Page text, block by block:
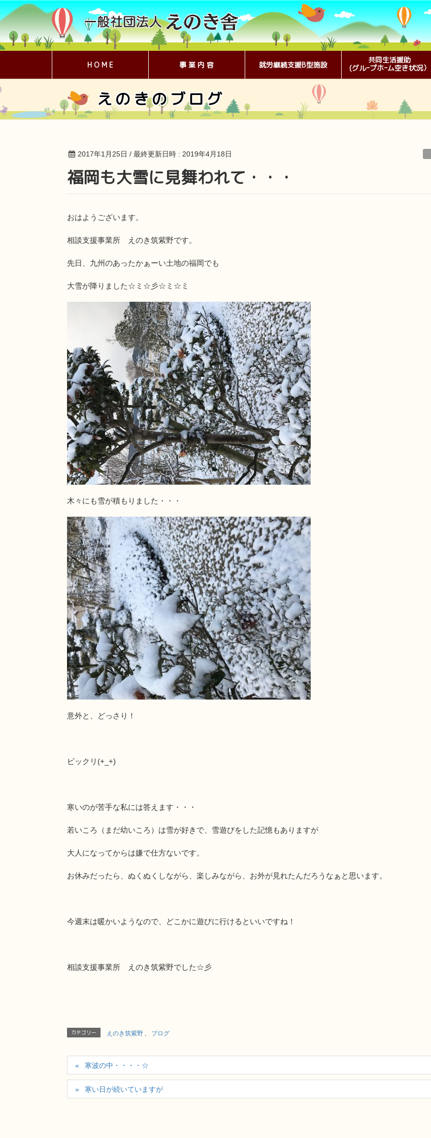
H O M E 事 業 内 容 就労継続支援B型施設
共同生活援助
(グルｰプホｰム空き状況）
えのきのブログ
2017年1月25日 / 最終更新日時 : 2019年4月18日
福岡も大雪に見舞われて・・・
おはようございます。
相談支援事業所 えのき筑紫野です。
先日、九州のあったかぁーい土地の福岡でも
大雪が降りました☆ミ☆彡☆ミ☆ミ
木々にも雪が積もりました・・・
意外と、どっさり！
ビックリ(+_+)
寒いのが苦手な私には答えます・・・
若いころ（まだ幼いころ）は雪が好きで、雪遊びをした記憶もありますが
大人になってからは嫌で仕方ないです。
お休みだったら、ぬくぬくしながら、楽しみながら、お外が見れたんだろうなぁと思います。
今週末は暖かいようなので、どこかに遊びに行けるといいですね！
相談支援事業所 えのき筑紫野でした☆彡
カテゴリー えのき筑紫野 ブログ
寒波の中・・・・☆
寒い日が続いていますが